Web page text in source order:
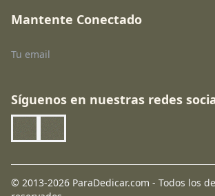
Mantente Conectado
Síguenos en nuestras redes
© 2013-2026 ParaDedicar.com - Todos los